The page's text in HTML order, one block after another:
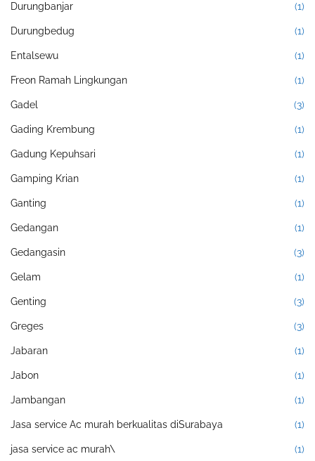
Durungbanjar (1)
Durungbedug (1)
Entalsewu (1)
Freon Ramah Lingkungan (1)
Gadel (3)
Gading Krembung (1)
Gadung Kepuhsari (1)
Gamping Krian (1)
Ganting (1)
Gedangan (1)
Gedangasin (3)
Gelam (1)
Genting (3)
Greges (3)
Jabaran (1)
Jabon (1)
Jambangan (1)
Jasa service Ac murah berkualitas diSurabaya (1)
jasa service ac murah\ (1)